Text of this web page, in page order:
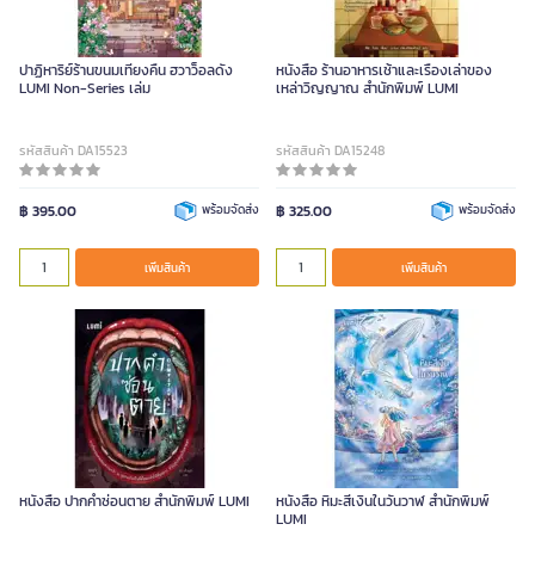
ปาฏิหาริย์ร้านขนมเที่ยงคืน ฮวาว็อลดัง
LUMI Non-Series เล่ม
รหัสสินค้า DA15523
฿ 395.00 พร้อมจัดส่ง
เพิ่มสินค้า
หนังสือ ร้านอาหารเช้าและเรื่องเล่าของ
เหล่าวิญญาณ สำนักพิมพ์ LUMI
รหัสสินค้า DA15248
฿ 325.00 พร้อมจัดส่ง
เพิ่มสินค้า
หนังสือ ปากคําซ่อนตาย สำนักพิมพ์ LUMI
หนังสือ หิมะสีเงินในวันวาฬ สำนักพิมพ์
LUMI